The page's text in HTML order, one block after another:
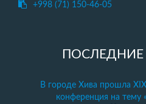
+998 (71) 150-46-05
В городе Хива прошла
конференция на тему